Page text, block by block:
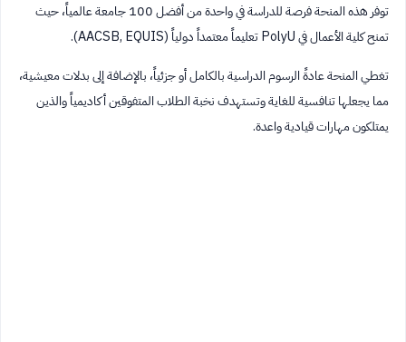
توفر هذه المنحة فرصة للدراسة في واحدة من أفضل 100 جامعة عالمياً، حيث
تمنح كلية الأعمال في PolyU تعليماً معتمداً دولياً (AACSB, EQUIS).
تغطي المنحة عادةً الرسوم الدراسية بالكامل أو جزئياً، بالإضافة إلى بدلات معيشية،
مما يجعلها تنافسية للغاية وتستهدف نخبة الطلاب المتفوقين أكاديمياً والذين
يمتلكون مهارات قيادية واعدة.